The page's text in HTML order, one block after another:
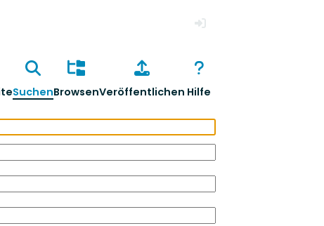
SuchenBrowsenVeröffentlichen Hilfe